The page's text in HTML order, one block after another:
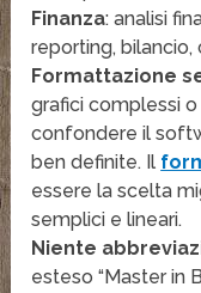
Finanza: analisi
reporting,
Formattazione
grafici complessi
confondere il
ben definite. Il
essere la scelta
semplici e lineari.
Niente
esteso “Master in